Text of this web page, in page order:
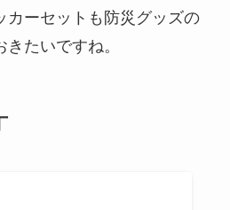
カーセットも防災グッズの
たいですね。